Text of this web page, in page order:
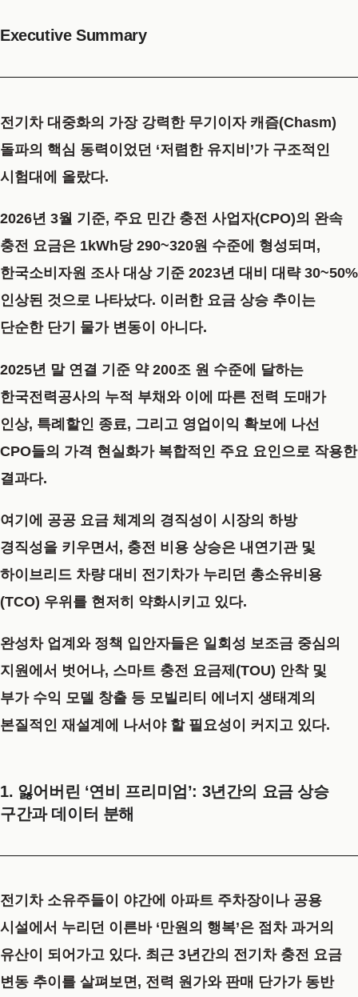
Executive Summary
전기차 대중화의 가장 강력한 무기이자 캐즘(Chasm)
돌파의 핵심 동력이었던 ‘저렴한 유지비’가 구조적인
시험대에 올랐다.
2026년 3월 기준, 주요 민간 충전 사업자(CPO)의 완속
충전 요금은 1kWh당 290~320원 수준에 형성되며,
한국소비자원 조사 대상 기준 2023년 대비 대략 30~50%
인상된 것으로 나타났다. 이러한 요금 상승 추이는
단순한 단기 물가 변동이 아니다.
2025년 말 연결 기준 약 200조 원 수준에 달하는
한국전력공사의 누적 부채와 이에 따른 전력 도매가
인상, 특례할인 종료, 그리고 영업이익 확보에 나선
CPO들의 가격 현실화가 복합적인 주요 요인으로 작용한
결과다.
여기에 공공 요금 체계의 경직성이 시장의 하방
경직성을 키우면서, 충전 비용 상승은 내연기관 및
하이브리드 차량 대비 전기차가 누리던 총소유비용
(TCO) 우위를 현저히 약화시키고 있다.
완성차 업계와 정책 입안자들은 일회성 보조금 중심의
지원에서 벗어나, 스마트 충전 요금제(TOU) 안착 및
부가 수익 모델 창출 등 모빌리티 에너지 생태계의
본질적인 재설계에 나서야 할 필요성이 커지고 있다.
1. 잃어버린 ‘연비 프리미엄’: 3년간의 요금 상승
구간과 데이터 분해
전기차 소유주들이 야간에 아파트 주차장이나 공용
시설에서 누리던 이른바 ‘만원의 행복’은 점차 과거의
유산이 되어가고 있다. 최근 3년간의 전기차 충전 요금
변동 추이를 살펴보면, 전력 원가와 판매 단가가 동반